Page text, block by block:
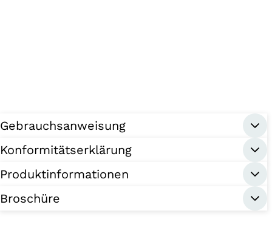
Gebrauchsanweisung
Konformitätserklärung
Produktinformationen
Broschüre